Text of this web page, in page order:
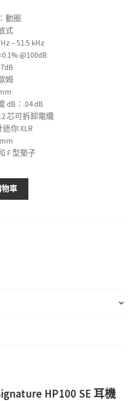
。
格：
NT$81,000。
動圈
式
– 51.5 kHz
@100dB
姆
dB：.04 dB
芯可拆卸電纜
你 XLR
F 型墊子
車
HP100 SE 耳機